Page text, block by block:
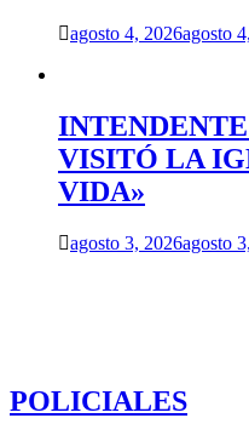
agosto 4, 2026agosto
VISITÓ LA
VIDA»
agosto 3, 2026agosto
POLICIALES